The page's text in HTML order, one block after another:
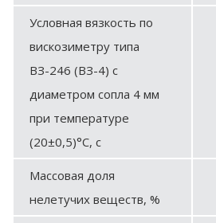
Условная вязкость по
вискозиметру типа
ВЗ-246 (ВЗ-4) с
диаметром сопла 4 мм
при температуре
(20±0,5)°С, с
Массовая доля
нелетучих веществ, %